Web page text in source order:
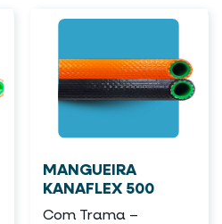
MANGUEIRA
KANAFLEX 500
Com Trama –